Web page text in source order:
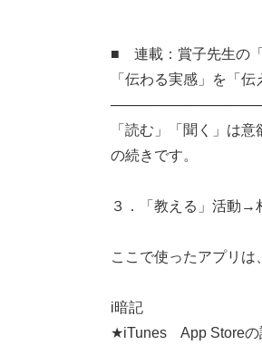
■ 連載：賞子先生の
「伝わる実感」を「
「読む」「聞く」は
の続きです。
３．「教える」活動→
ここで使ったアプリは
i暗記
★iTunes App Storeの